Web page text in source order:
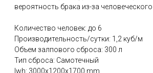
вероятность брака из-за
Количество человек: до 6
Производительность/сутки: 1,2 куб/м
Объем залпового сброса: 300 л
Тип сброса: Самотечный
lwh: 3000x1200x1700 mm